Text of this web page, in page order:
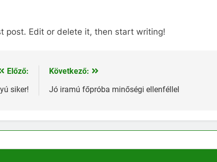
post. Edit or delete it, then start writing!
Előző:
siker!
Következő:
Jó iramú főpróba minőségi ellenféllel